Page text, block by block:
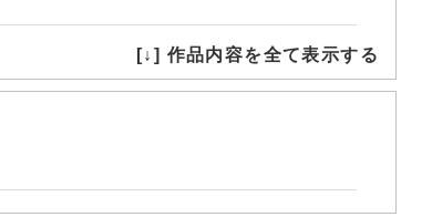
[↓] 作品内容を全て表示する